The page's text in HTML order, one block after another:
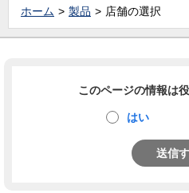
ホーム 製品 店舗の選択
このページの情報は
はい
送信